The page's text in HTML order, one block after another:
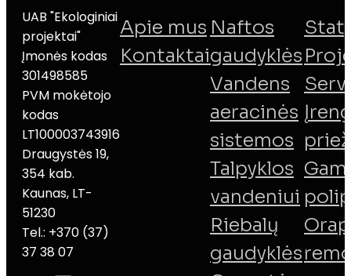
UAB "Ekologiniai
projektai"
Įmonės kodas
301498585
PVM mokėtojo
kodas
LT100003743916
Draugystės 19,
354 kab.
Kaunas, LT-
51230
Tel.: +370 (37)
37 38 07
Apie mus
Kontaktai
Naftos
gaudyklės
Vandens
aeracinės
sistemos
Talpyklos
vandeniui
Riebalų
gaudyklės